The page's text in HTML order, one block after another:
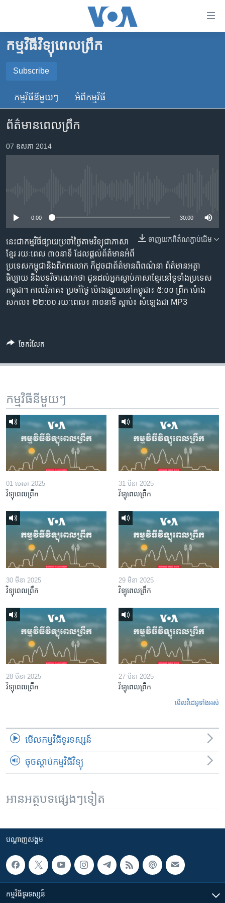
គេហទំព័រ​
ទាក់ទង
រំលង​
ទំព័រ​
ព័ត៌មាន​​
តែ​
ម្តង
រចនា
សម្ព័ន្ធ​
រំលង​
និង​
ចូល​
ទៅ​
កាន់​
កម្ពុជា
អន្តរជាតិ
ចិន
ហេឡូវីអូអេ
កម្ពុជាច្នៃប្រតិដ្ឋ
កម្មវិធីទាំងអស់
Khmer English
បណ្តាញ​សង្គម
កម្មវិធីវិទ្យុពេលព្រឹក
Subscribe
SUBSCRIBE
កម្មវិធី​នីមួយៗ អំពី​កម្មវិធី​
ព័ត៌មានពេលព្រឹក
07 ឧសភា 2014
0:00 30:00
ទាញ​យក​ពី​តំណភ្ជាប់​ដើម
នេះជា​កម្ម​វិធីផ្សាយ​ប្រចាំថ្ងៃ​តាម​វិទ្យុ​ជា​ភាសា​
ខ្មែរ​ រយៈ​ពេល​ ៣០​​នាទី ដែល​ផ្តល់​ព័ត៌មាន​អំពី​
ប្រទេស​កម្ពុជា​និង​ពិភព​លោក​ ក៏ដូច​​ជា​ព័ត៌មាន​ពិពណ៌នា​ ព័ត៌មាន​អត្ថា​
ធិប្បាយ​ និង​បទ​​វិចារណកថា​ ជូន​ដល់​អ្នក​ស្តាប់​ភាសា​ខ្មែរ​នៅ​ទូទាំង​ប្រទេស​
កម្ពុជា។ កាល​វិភាគ៖ ប្រចាំ​ថ្ងៃ ម៉ោង​ផ្សាយ​នៅ​កម្ពុជា៖ ៥:០០ ព្រឹក ម៉ោង​
សកល៖ ២២:០០ រយៈពេល៖ ៣០​នាទី ស្តាប់​៖ សំឡេងជា​ MP3
ចែករំលែក
កម្មវិធី​នីមួយៗ
01 មេសា 2025
វិទ្យុពេលព្រឹក
31 មីនា 2025
វិទ្យុពេលព្រឹក
30 មីនា 2025
វិទ្យុពេលព្រឹក
29 មីនា 2025
វិទ្យុពេលព្រឹក
28 មីនា 2025
វិទ្យុពេលព្រឹក
27 មីនា 2025
វិទ្យុពេលព្រឹក
មើល​វីដេអូ​ទាំង​អស់
មើល​កម្មវិធី​ទូរទស្សន៍
ចុចស្តាប់កម្មវិធីវិទ្យុ
អានអត្ថបទផ្សេងៗទៀត
បណ្តាញ​សង្គម
កម្មវិធី​ទូរទស្សន៍